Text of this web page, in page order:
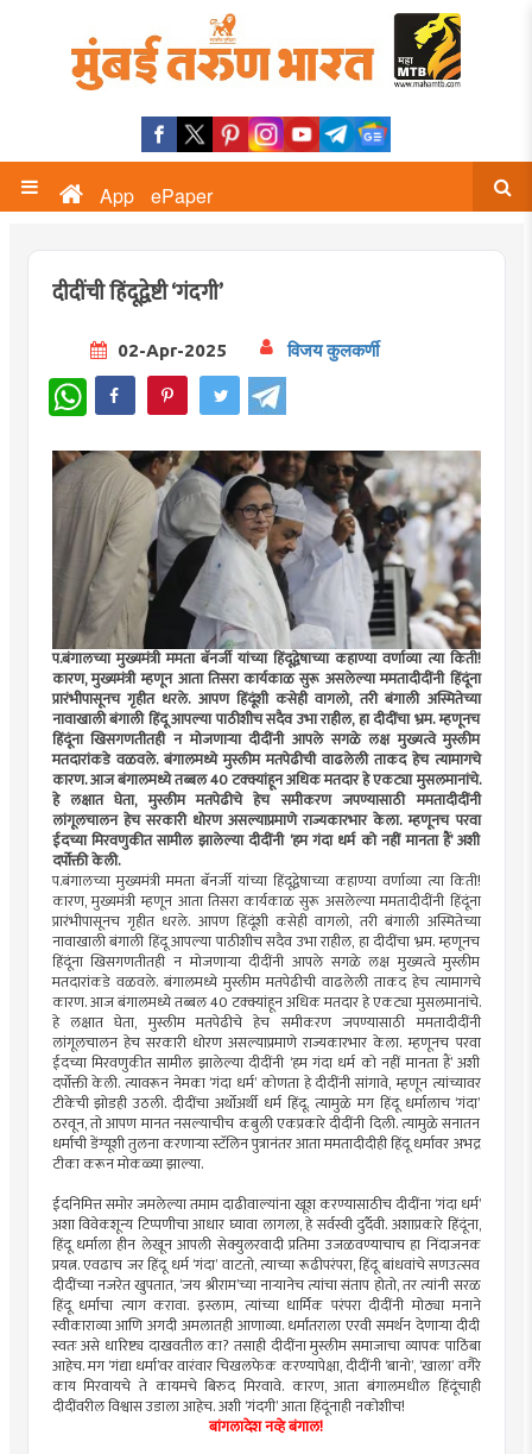
App ePaper
दीदींची हिंदूद्वेष्टी ‘गंदगी’
02-Apr-2025 विजय कुलकर्णी
WhatsApp
प.बंगालच्या मुख्यमंत्री ममता बॅनर्जी यांच्या हिंदूद्वेषाच्या कहाण्या वर्णाव्या त्या किती!
कारण, मुख्यमंत्री म्हणून आता तिसरा कार्यकाळ सुरू असलेल्या ममतादीदींनी हिंदूंना
प्रारंभीपासूनच गृहीत धरले. आपण हिंदूंशी कसेही वागलो, तरी बंगाली अस्मितेच्या
नावाखाली बंगाली हिंदू आपल्या पाठीशीच सदैव उभा राहील, हा दीदींचा भ्रम. म्हणूनच
हिंदूंना खिसगणतीतही न मोजणार्‍या दीदींनी आपले सगळे लक्ष मुख्यत्वे मुस्लीम
मतदारांकडे वळवले. बंगालमध्ये मुस्लीम मतपेढीची वाढलेली ताकद हेच त्यामागचे
कारण. आज बंगालमध्ये तब्बल 40 टक्क्यांहून अधिक मतदार हे एकट्या मुसलमानांचे.
हे लक्षात घेता, मुस्लीम मतपेढीचे हेच समीकरण जपण्यासाठी ममतादीदींनी
लांगूलचालन हेच सरकारी धोरण असल्याप्रमाणे राज्यकारभार केला. म्हणूनच परवा
ईदच्या मिरवणुकीत सामील झालेल्या दीदींनी ‘हम गंदा धर्म को नहीं मानता हैं’ अशी
दर्पोक्ती केली.
प.बंगालच्या मुख्यमंत्री ममता बॅनर्जी यांच्या हिंदूद्वेषाच्या कहाण्या वर्णाव्या त्या किती!
कारण, मुख्यमंत्री म्हणून आता तिसरा कार्यकाळ सुरू असलेल्या ममतादीदींनी हिंदूंना
प्रारंभीपासूनच गृहीत धरले. आपण हिंदूंशी कसेही वागलो, तरी बंगाली अस्मितेच्या
नावाखाली बंगाली हिंदू आपल्या पाठीशीच सदैव उभा राहील, हा दीदींचा भ्रम. म्हणूनच
हिंदूंना खिसगणतीतही न मोजणार्‍या दीदींनी आपले सगळे लक्ष मुख्यत्वे मुस्लीम
मतदारांकडे वळवले. बंगालमध्ये मुस्लीम मतपेढीची वाढलेली ताकद हेच त्यामागचे
कारण. आज बंगालमध्ये तब्बल 40 टक्क्यांहून अधिक मतदार हे एकट्या मुसलमानांचे.
हे लक्षात घेता, मुस्लीम मतपेढीचे हेच समीकरण जपण्यासाठी ममतादीदींनी
लांगूलचालन हेच सरकारी धोरण असल्याप्रमाणे राज्यकारभार केला. म्हणूनच परवा
ईदच्या मिरवणुकीत सामील झालेल्या दीदींनी ‘हम गंदा धर्म को नहीं मानता हैं’ अशी
दर्पोक्ती केली. त्यावरून नेमका ‘गंदा धर्म’ कोणता हे दीदींनी सांगावे, म्हणून त्यांच्यावर
टीकेची झोडही उठली. दीदींचा अर्थोअर्थी धर्म हिंदू. त्यामुळे मग हिंदू धर्मालाच ‘गंदा’
ठरवून, तो आपण मानत नसल्याचीच कबुली एकप्रकारे दीदींनी दिली. त्यामुळे सनातन
धर्माची डेंग्यूशी तुलना करणार्‍या स्टॅलिन पुत्रानंतर आता ममतादीदीही हिंदू धर्मावर अभद्र
टीका करून मोकळ्या झाल्या.
ईदनिमित्त समोर जमलेल्या तमाम दाढीवाल्यांना खूश करण्यासाठीच दीदींना ‘गंदा धर्म’
अशा विवेकशून्य टिप्पणीचा आधार घ्यावा लागला, हे सर्वस्वी दुर्दैवी. अशाप्रकारे हिंदूंना,
हिंदू धर्माला हीन लेखून आपली सेक्युलरवादी प्रतिमा उजळवण्याचाच हा निंदाजनक
प्रयत्न. एवढाच जर हिंदू धर्म ‘गंदा’ वाटतो, त्याच्या रूढीपरंपरा, हिंदू बांधवांचे सणउत्सव
दीदींच्या नजरेत खुपतात, ‘जय श्रीराम’च्या नार्‍यानेच त्यांचा संताप होतो, तर त्यांनी सरळ
हिंदू धर्माचा त्याग करावा. इस्लाम, त्यांच्या धार्मिक परंपरा दीदींनी मोठ्या मनाने
स्वीकाराव्या आणि अगदी अमलातही आणाव्या. धर्मांतराला एरवी समर्थन देणार्‍या दीदी
स्वतः असे धारिष्ट्य दाखवतील का? तसाही दीदींना मुस्लीम समाजाचा व्यापक पाठिंबा
आहेच. मग ‘गंद्या धर्मा’वर वारंवार चिखलफेक करण्यापेक्षा, दीदींनी ‘बानो’, ‘खाला’ वगैरे
काय मिरवायचे ते कायमचे बिरुद मिरवावे. कारण, आता बंगालमधील हिंदूंचाही
दीदींवरील विश्वास उडाला आहेच. अशी ‘गंदगी’ आता हिंदूंनाही नकोशीच!
बांगलादेश नव्हे बंगाल!